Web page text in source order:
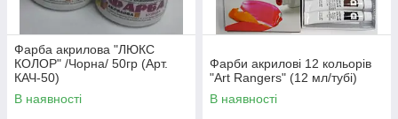
Фарба акрилова "ЛЮКС
КОЛОР" /Чорна/ 50гр (Арт.
КАЧ-50)
В наявності
Фарби акрилові 12 кольорів
"Art Rangers" (12 мл/тубі)
В наявності